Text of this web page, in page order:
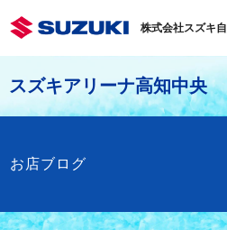
株式会社スズキ
スズキアリーナ高知中央
お店ブログ